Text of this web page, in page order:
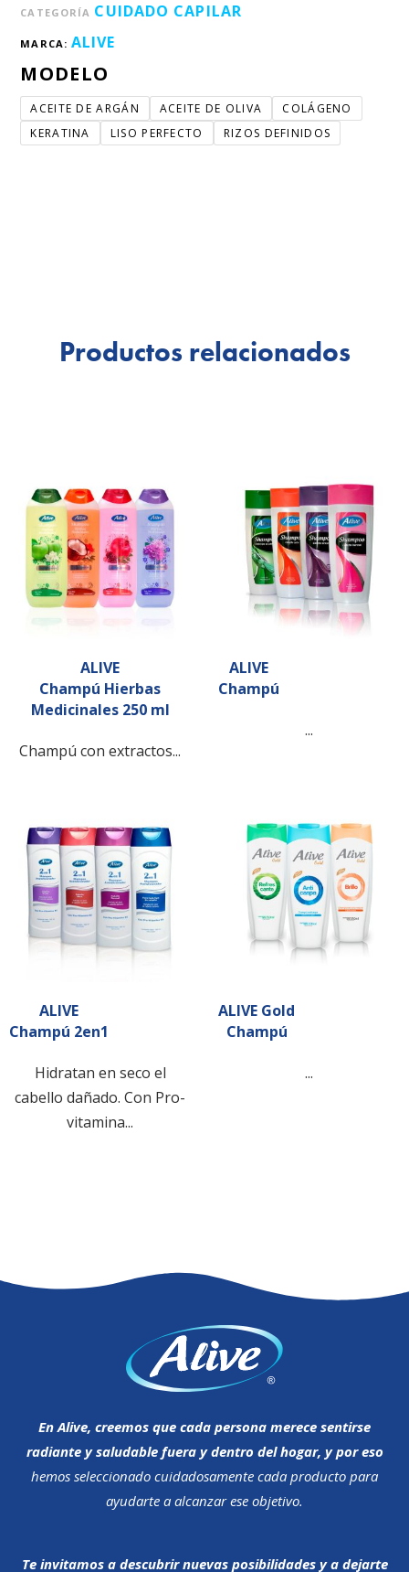
CATEGORÍA CUIDADO CAPILAR
MARCA:ALIVE
MODELO
ACEITE DE ARGÁN ACEITE DE OLIVA
COLÁGENO
KERATINA
LISO PERFECTO RIZOS DEFINIDOS
Productos relacionados
ALIVE
Champú Hierbas
Medicinales 250 ml
Champú con extractos...
ALIVE
Champú
...
ALIVE
Champú 2en1
Hidratan en seco el
cabello dañado. Con Pro-
vitamina...
ALIVE Gold
Champú
...
En Alive, creemos que cada persona merece sentirse
radiante y saludable fuera y dentro del hogar, y por eso
hemos seleccionado cuidadosamente cada producto para
ayudarte a alcanzar ese objetivo.
Te invitamos a descubrir nuevas posibilidades y a dejarte